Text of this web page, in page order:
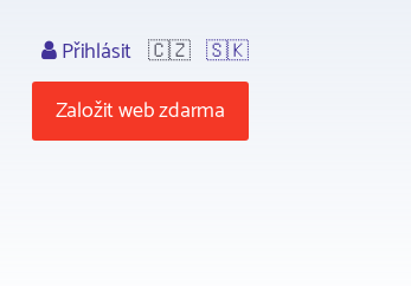
Přihlásit 🇨🇿 🇸🇰
Založit web zdarma